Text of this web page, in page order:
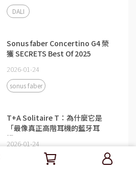
DALI
Sonus faber Concertino G4 榮
獲 SECRETS Best Of 2025
2026-01-24
sonus faber
T+A Solitaire T：為什麼它是
「最像真正高階耳機的藍牙耳
機」？
2026-01-24